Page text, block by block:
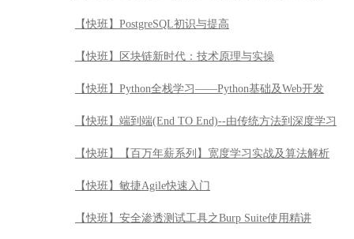
【快班】PostgreSQL初识与提高
【快班】区块链新时代：技术原理与实操
【快班】Python全栈学习——Python基础及Web开发
【快班】端到端(End TO End)--由传统方法到深度学习
【快班】【百万年薪系列】宽度学习实战及算法解析
【快班】敏捷Agile快速入门
【快班】安全渗透测试工具之Burp Suite使用精讲